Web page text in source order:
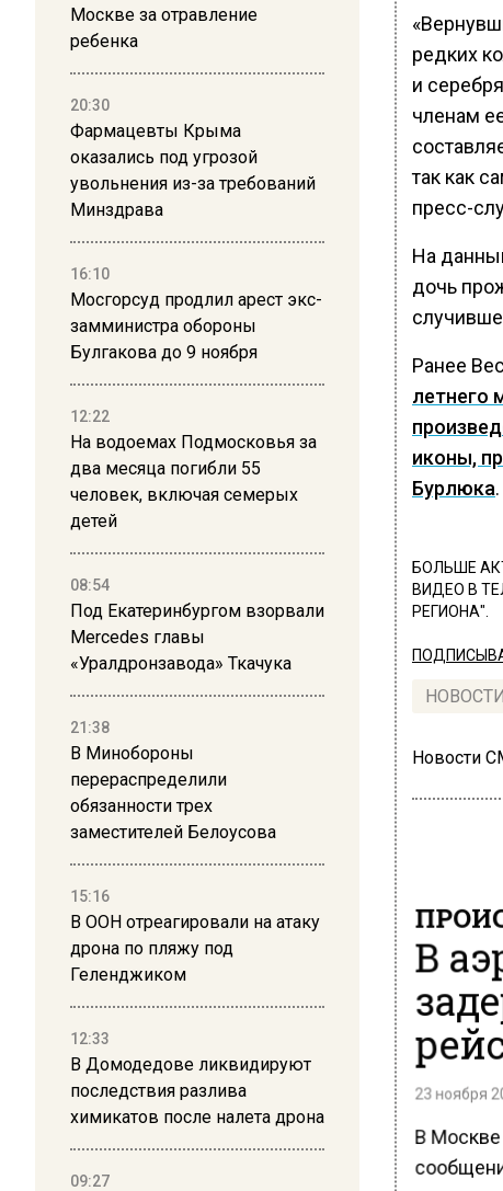
Москве за отравление
ребенка
20:30
Фармацевты Крыма
оказались под угрозой
увольнения из-за требований
Минздрава
16:10
Мосгорсуд продлил арест экс-
замминистра обороны
Булгакова до 9 ноября
12:22
На водоемах Подмосковья за
два месяца погибли 55
человек, включая семерых
детей
08:54
Под Екатеринбургом взорвали
Mercedes главы
«Уралдронзавода» Ткачука
21:38
В Минобороны
перераспределили
обязанности трех
заместителей Белоусова
15:16
В ООН отреагировали на атаку
дрона по пляжу под
Геленджиком
12:33
В Домодедове ликвидируют
последствия разлива
химикатов после налета дрона
09:27
редких
и
членам
так как
пресс-
На
дочь
Ранее
летнего
иконы,
Бурлюка.
БОЛЬШЕ
ВИДЕО В
РЕГИОНА".
НОВОСТИ
Новости
В
23 ноября
В Москве